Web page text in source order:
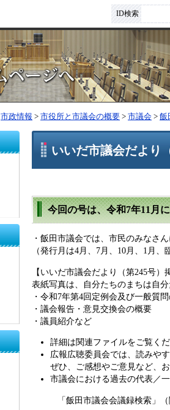
ID検索
市政情報 > 市役所と市議会の概要 > 市議会 > 飯
いいだ市議会だより
今回の号は、令和7年11月
・飯田市議会では、市民のみなさ
（発行月は4月、7月、10月、1月
【いいだ市議会だより（第245号）
表紙写真は、自分たちのまちは自
・令和7年第4回定例会及び一般質
・議会報告・意見交換会の概要
・議員紹介など
詳細は関連ファイルをご覧くだ
広報広聴委員会では、読みや
ぜひ、ご感想やご意見など、お
市議会における過去の代表／
「飯田市議会会議録検索」（関